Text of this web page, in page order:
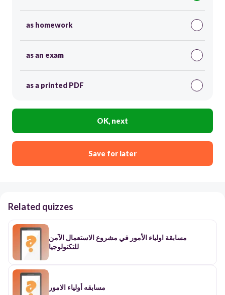
as homework
as an exam
as a printed PDF
OK, next
Save for later
Related quizzes
مسابقة اولياء الأمور في مشروع الاستعمال الآمن
للتكنولوجيا
مسابقه أولياء الامور